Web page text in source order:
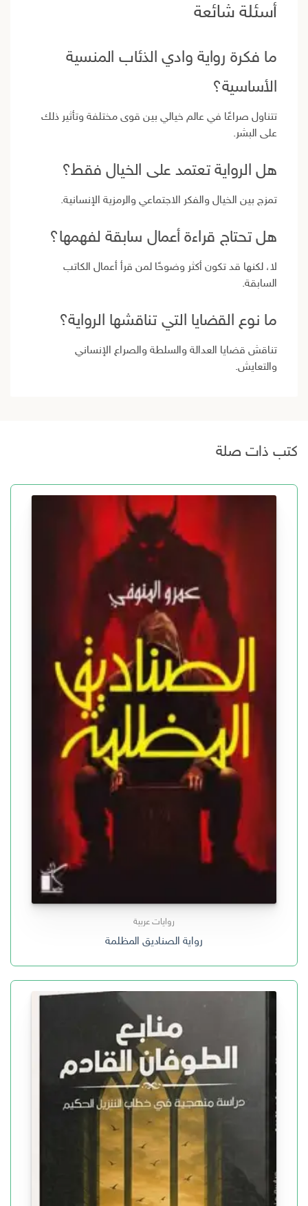
أسئلة شائعة
ما فكرة رواية وادي الذئاب المنسية
الأساسية؟
تتناول صراعًا في عالم خيالي بين قوى مختلفة وتأثير ذلك
على البشر.
هل الرواية تعتمد على الخيال فقط؟
تمزج بين الخيال والفكر الاجتماعي والرمزية الإنسانية.
هل تحتاج قراءة أعمال سابقة لفهمها؟
لا، لكنها قد تكون أكثر وضوحًا لمن قرأ أعمال الكاتب
السابقة.
ما نوع القضايا التي تناقشها الرواية؟
تناقش قضايا العدالة والسلطة والصراع الإنساني
والتعايش.
كتب ذات صلة
روايات عربية
رواية الصناديق المظلمة